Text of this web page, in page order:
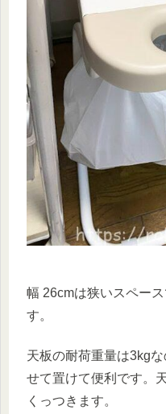
幅 26cmは狭いスペー
す。
天板の耐荷重量は3kg
せて置けて便利です。
くっつきます。